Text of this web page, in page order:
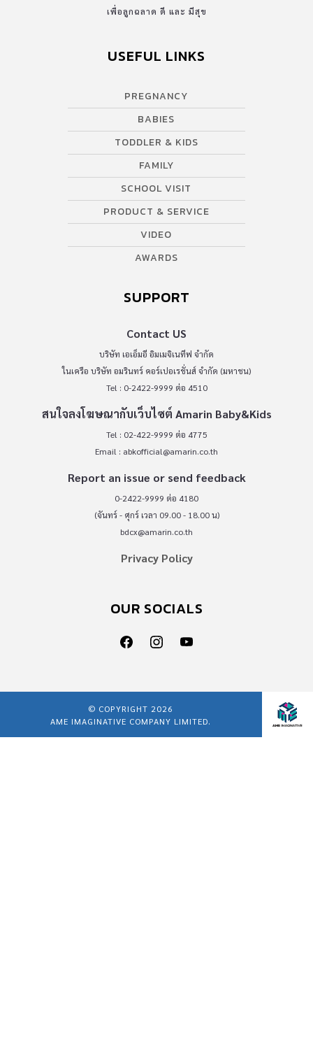
เพื่อลูกฉลาด ดี และ มีสุข
USEFUL LINKS
PREGNANCY
BABIES
TODDLER & KIDS
FAMILY
SCHOOL VISIT
PRODUCT & SERVICE
VIDEO
AWARDS
SUPPORT
Contact US
บริษัท เอเอ็มอี อิมเมจิเนทีฟ จำกัด
ในเครือ บริษัท อมรินทร์ คอร์เปอเรชั่นส์ จำกัด (มหาชน)
Tel : 0-2422-9999 ต่อ 4510
สนใจลงโฆษณากับเว็บไซต์ Amarin Baby&Kids
Tel : 02-422-9999 ต่อ 4775
Email : abkofficial@amarin.co.th
Report an issue or send feedback
0-2422-9999 ต่อ 4180
(จันทร์ - ศุกร์ เวลา 09.00 - 18.00 น)
bdcx@amarin.co.th
Privacy Policy
OUR SOCIALS
© COPYRIGHT 2026
AME IMAGINATIVE COMPANY LIMITED.